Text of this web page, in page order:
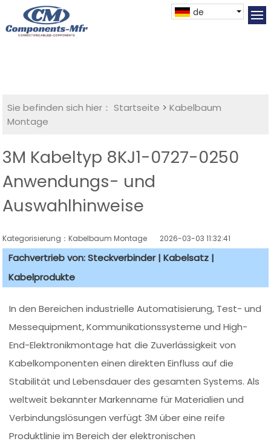
de
Sie befinden sich hier： Startseite >Kabelbaum
Montage
3M Kabeltyp 8KJ1-0727-0250
Anwendungs- und
Auswahlhinweise
Kategorisierung：Kabelbaum Montage 2026-03-03 11:32:41
Fachvertrieb von: Steckverbinder | Kabelsatz |
Kabelprodukte
In den Bereichen industrielle Automatisierung, Test- und
Messequipment, Kommunikationssysteme und High-
End-Elektronikmontage hat die Zuverlässigkeit von
Kabelkomponenten einen direkten Einfluss auf die
Stabilität und Lebensdauer des gesamten Systems. Als
weltweit bekannter Markenname für Materialien und
Verbindungslösungen verfügt 3M über eine reife
Produktlinie im Bereich der elektronischen